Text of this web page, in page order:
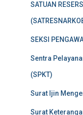
SATUAN
SEKSI
Sentra
(SPKT)
Surat Ijin
Surat